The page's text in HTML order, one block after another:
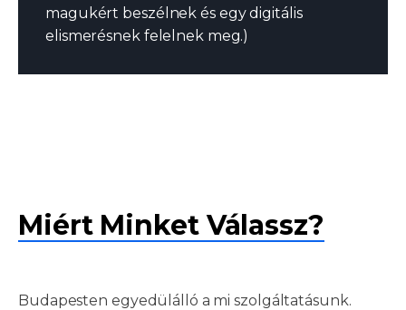
magukért beszélnek és egy digitális
elismerésnek felelnek meg.)
Miért Minket Válassz?
Budapesten egyedülálló a mi szolgáltatásunk.